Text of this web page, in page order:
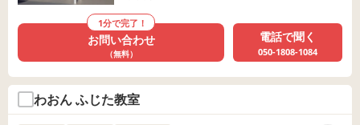
1分で完了！
お問い合わせ
（無料）
電話で聞く
050-1808-1084
わおん ふじた教室